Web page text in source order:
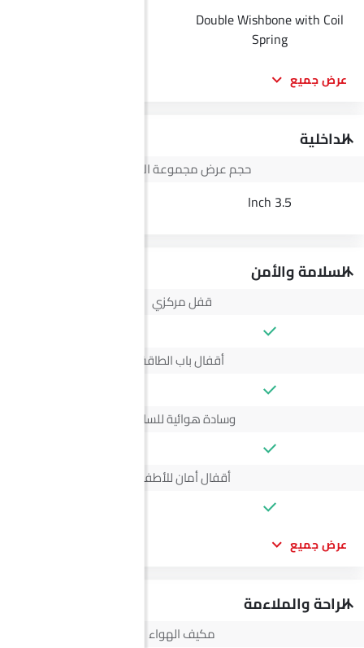
Double Wishbone with Coil
Spring
عرض جميع
الداخلية
حجم عرض مجموعة الأجهزة
3.5 Inch
السلامة والأمن
قفل مركزي
أقفال باب الطاقة
وسادة هوائية للسائق
أقفال أمان للأطفال
عرض جميع
الراحة والملاءمة
مكيف الهواء